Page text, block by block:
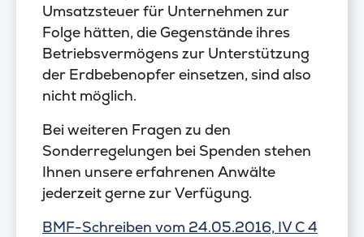
Umsatzsteuer für Unternehmen zur
Folge hätten, die Gegenstände ihres
Betriebsvermögens zur Unterstützung
der Erdbebenopfer einsetzen, sind also
nicht möglich.
Bei weiteren Fragen zu den
Sonderregelungen bei Spenden stehen
Ihnen unsere erfahrenen Anwälte
jederzeit gerne zur Verfügung.
BMF-Schreiben vom 24.05.2016, IV C 4